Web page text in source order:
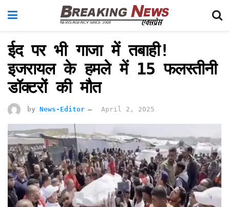
ईद पर भी गाजा में तबाही!
इजरायल के हमले में 15 फलस्तीनी
डॉक्टरों की मौत
by News-Editor April 2, 2025